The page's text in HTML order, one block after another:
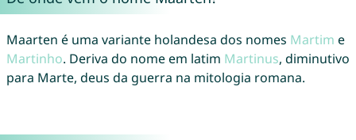
Maarten é uma variante holandesa dos nomes Martim e
Martinho. Deriva do nome em latim Martinus, diminutivo
para Marte, deus da guerra na mitologia romana.